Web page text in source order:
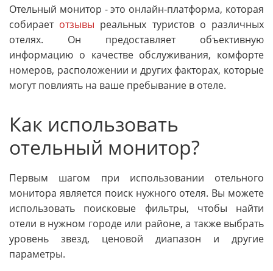
Отельный монитор - это онлайн-платформа, которая
собирает отзывы реальных туристов о различных
отелях. Он предоставляет объективную
информацию о качестве обслуживания, комфорте
номеров, расположении и других факторах, которые
могут повлиять на ваше пребывание в отеле.
Как использовать
отельный монитор?
Первым шагом при использовании отельного
монитора является поиск нужного отеля. Вы можете
использовать поисковые фильтры, чтобы найти
отели в нужном городе или районе, а также выбрать
уровень звезд, ценовой диапазон и другие
параметры.